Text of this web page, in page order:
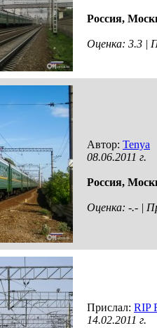
Россия,
Оценка: 3.3 |
Автор: Tenya
08.06.2011 г.
Россия,
Оценка: -.- |
Прислал: RIP
14.02.2011 г.